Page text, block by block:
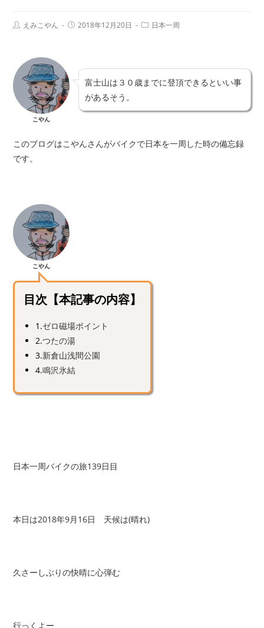
えみこやん 2018年12月20日 日本一周
こやん
富士山は３０歳までに登頂できるといい事
があるそう。
このブログはこやんさんがバイクで日本を一周した時の備忘録
です。
こやん
目次【本記事の内容】
1.ゼロ磁場ポイント
2.つたの湯
3.新倉山浅間公園
4.鳴沢氷結
日本一周バイクの旅139日目
本日は2018年9月16日 天候は(晴れ)
久さーしぶりの快晴に心弾む
行っくよー